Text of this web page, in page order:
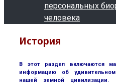
персональных
человека
История
В этот раздел включаются
информацию об
нашей земной цивилизации.